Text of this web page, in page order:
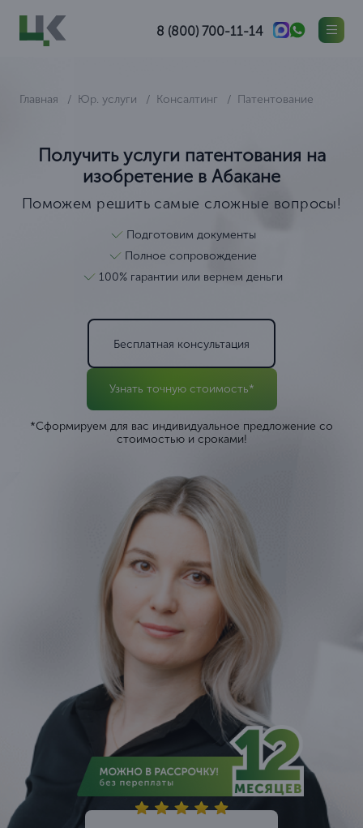
8 (800) 700-11-14
Главная Юр. услуги Консалтинг Патентование
Получить услуги патентования на
изобретение в Абакане
Поможем решить самые сложные вопросы!
Подготовим документы
Полное сопровождение
100% гарантии или вернем деньги
Бесплатная консультация
Узнать точную стоимость*
*Сформируем для вас индивидуальное предложение со
стоимостью и сроками!